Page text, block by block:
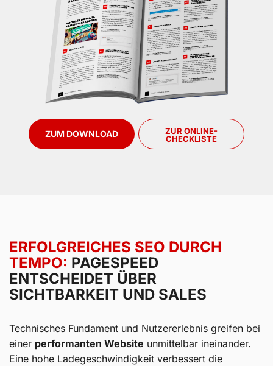
ZUM DOWNLOAD
ZUR ONLINE-
CHECKLISTE
ERFOLGREICHES SEO DURCH
TEMPO: PAGESPEED
ENTSCHEIDET ÜBER
SICHTBARKEIT UND SALES
Technisches Fundament und Nutzererlebnis greifen bei
einer performanten Website unmittelbar ineinander.
Eine hohe Ladegeschwindigkeit verbessert die